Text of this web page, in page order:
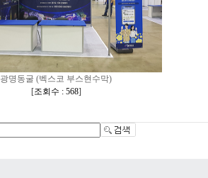
광명동굴 (벡스코 부스현수막)
[조회수 : 568]